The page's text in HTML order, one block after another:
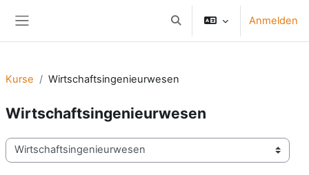
Sucheingabe umschalten
Anmelden
Kurse Wirtschaftsingenieurwesen
Wirtschaftsingenieurwesen
Kursbereiche